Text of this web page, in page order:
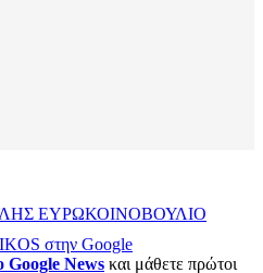
ΕΥΡΩΚΟΙΝΟΒΟΥΛΙΟ
στην Google
Google News και μάθετε πρώτοι